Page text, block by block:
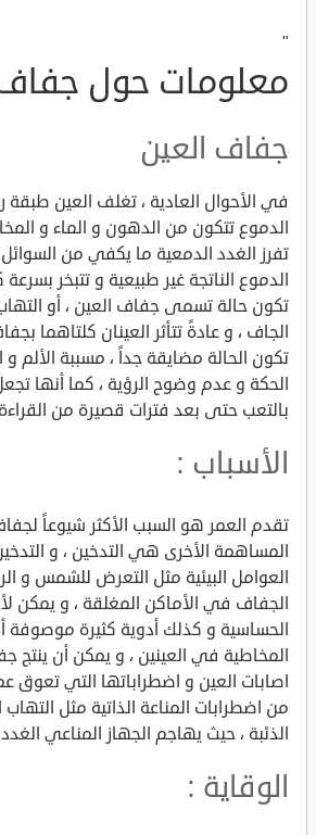
"
معلومات حول جفاف
جفاف العين
في الأحوال العادية ، تغلف العين طبقة
الدموع تتكون من الدهون و الماء و
تفرز الغدد الدمعية ما يكفي من
الدموع الناتجة غير طبيعية و تتبخر بسرعة
تكون حالة تسمى جفاف العين ، أو التهاب
الجاف ، و عادةً تتأثر العينان كلتاهما
تكون الحالة مضايقة جداً ، مسببة الألم و
الحكة و عدم وضوح الرؤية ، كما أنها
بالتعب حتى بعد فترات قصيرة من
الأسباب :
تقدم العمر هو السبب الأكثر شيوعاً
المساهمة الأخرى هي التدخين ، و
العوامل البيئية مثل التعرض للشمس و
الجفاف في الأماكن المغلقة ، و يمكن
الحساسية و كذلك أدوية كثيرة موصوفة
المخاطية في العينين ، و يمكن أن ينتج
اصابات العين و اضطراباتها التي تعوق
من اضطرابات المناعة الذاتية مثل
الذئبة ، حيث يهاجم الجهاز المناعي
الوقاية :